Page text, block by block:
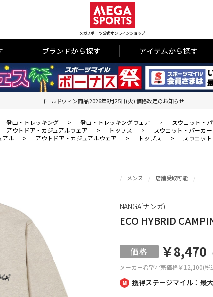
メガスポーツ公式オンラインショップ
ブランドから探す アイテムから探す
ゴールドウィン商品 2026年8月25日(火) 価格改定のお知らせ
登山・トレッキング > 登山・トレッキングウェア > スウェット・
アウトドア・カジュアルウェア > トップス > スウェット・パーカー
アル > アウトドア・カジュアルウェア > トップス >
スウェッ
獲得ステージマイル：最大
メンズ 店舗受取可能
ECO HYBRID
メーカー希望小売価格￥12,100(税
￥8,470
NANGA(ナンガ)